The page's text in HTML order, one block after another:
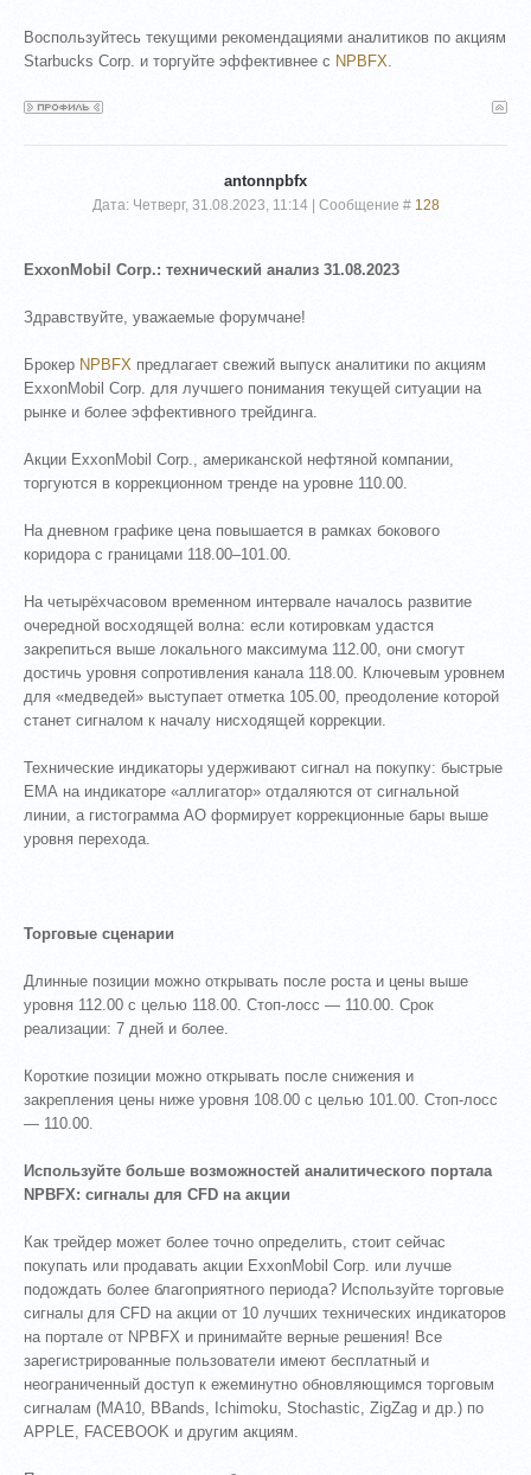
Воспользуйтесь текущими рекомендациями аналитиков по акциям
Starbucks Corp. и торгуйте эффективнее с NPBFX
antonnpbfx
Дата: Четверг, 31.08.2023, 11:14 | Сообщение # 128
ExxonMobil Corp.: технический анализ 31.08.2023
Здравствуйте, уважаемые форумчане!
Брокер NPBFX предлагает свежий выпуск аналитики по акциям
ExxonMobil Corp. для лучшего понимания текущей ситуации на
рынке и более эффективного трейдинга.
Акции ExxonMobil Corp., американской нефтяной компании,
торгуются в коррекционном тренде на уровне 110.00.
На дневном графике цена повышается в рамках бокового
коридора с границами 118.00–101.00.
На четырёхчасовом временном интервале началось развитие
очередной восходящей волна: если котировкам удастся
закрепиться выше локального максимума 112.00, они смогут
достичь уровня сопротивления канала 118.00. Ключевым уровнем
для «медведей» выступает отметка 105.00, преодоление которой
станет сигналом к началу нисходящей коррекции.
Технические индикаторы удерживают сигнал на покупку: быстрые
ЕМА на индикаторе «аллигатор» отдаляются от сигнальной
линии, а гистограмма АО формирует коррекционные бары выше
уровня перехода.
Торговые сценарии
Длинные позиции можно открывать после роста и цены выше
уровня 112.00 с целью 118.00. Стоп-лосс — 110.00. Срок
реализации: 7 дней и более.
Короткие позиции можно открывать после снижения и
закрепления цены ниже уровня 108.00 с целью 101.00. Стоп-лосс
— 110.00.
Используйте больше возможностей аналитического портала
NPBFX: сигналы для CFD на акции
Как трейдер может более точно определить, стоит сейчас
покупать или продавать акции ExxonMobil Corp. или лучше
подождать более благоприятного периода? Используйте торговые
сигналы для CFD на акции от 10 лучших технических индикаторов
на портале от NPBFX и принимайте верные решения! Все
зарегистрированные пользователи имеют бесплатный и
неограниченный доступ к ежеминутно обновляющимся торговым
сигналам (MA10, BBands, Ichimoku, Stochastic, ZigZag и др.) по
APPLE, FACEBOOK и другим акциям.